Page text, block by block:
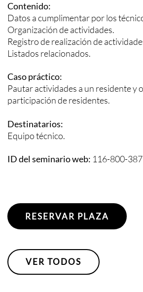
Contenido:
Datos a cumplimentar por los
Organización de actividades.
Registro de realización de
Listados relacionados.
Caso práctico:
Pautar actividades a un residente y
participación de residentes.
Destinatarios:
Equipo técnico.
ID del seminario web: 116-800-387
RESERVAR PLAZA
VER TODOS